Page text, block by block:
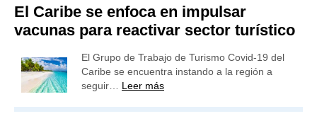
El Caribe se enfoca en impulsar
vacunas para reactivar sector turístico
El Grupo de Trabajo de Turismo Covid-19 del
Caribe se encuentra instando a la región a
seguir… Leer más